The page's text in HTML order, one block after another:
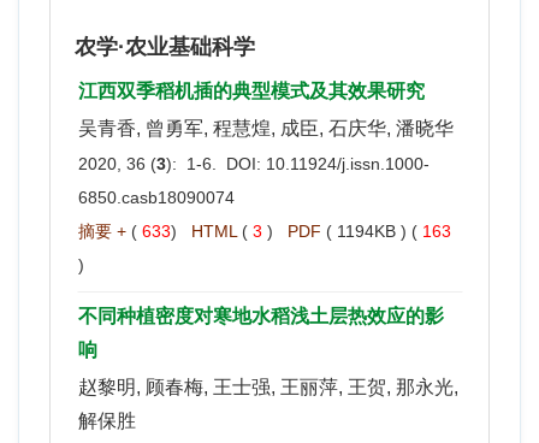
农学·农业基础科学
江西双季稻机插的典型模式及其效果研究
吴青香, 曾勇军, 程慧煌, 成臣, 石庆华, 潘晓华
2020, 36 (3): 1-6. DOI: 10.11924/j.issn.1000-
6850.casb18090074
摘要 + ( 633) HTML ( 3 ) PDF ( 1194KB ) ( 163
)
不同种植密度对寒地水稻浅土层热效应的影
响
赵黎明, 顾春梅, 王士强, 王丽萍, 王贺, 那永光,
解保胜